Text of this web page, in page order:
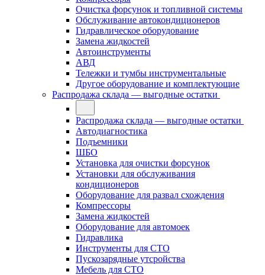
Очистка форсунок и топливной системы
Обслуживание автокондиционеров
Гидравлическое оборудование
Замена жидкостей
Автоинструменты
АВД
Тележки и тумбы инструментальные
Другое оборудование и комплектующие
Распродажа склада — выгодные остатки
Распродажа склада — выгодные остатки
Автодиагностика
Подъемники
ШБО
Установка для очистки форсунок
Установки для обслуживания
кондиционеров
Оборудование для развал схождения
Компрессоры
Замена жидкостей
Оборудование для автомоек
Гидравлика
Инструменты для СТО
Пускозарядные утсройства
Мебель для СТО